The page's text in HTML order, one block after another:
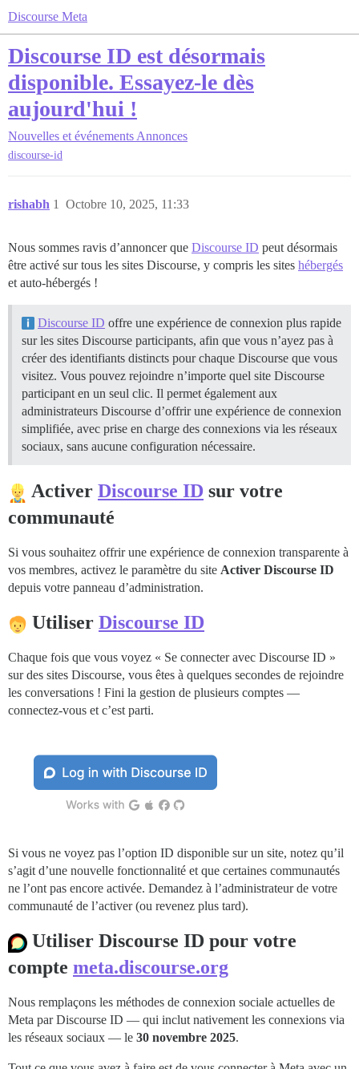
Discourse Meta
Discourse ID est désormais
disponible. Essayez-le dès
aujourd'hui !
Nouvelles et événements Annonces
discourse-id
rishabh Octobre 10, 2025, 11:33
1
Nous sommes ravis d’annoncer que Discourse ID peut désormais
être activé sur tous les sites Discourse, y compris les sites hébergés
et auto-hébergés !
Discourse ID offre une expérience de connexion plus rapide
sur les sites Discourse participants, afin que vous n’ayez pas à
créer des identifiants distincts pour chaque Discourse que vous
visitez. Vous pouvez rejoindre n’importe quel site Discourse
participant en un seul clic. Il permet également aux
administrateurs Discourse d’offrir une expérience de connexion
simplifiée, avec prise en charge des connexions via les réseaux
sociaux, sans aucune configuration nécessaire.
Activer Discourse ID sur votre
communauté
Si vous souhaitez offrir une expérience de connexion transparente à
vos membres, activez le paramètre du site Activer Discourse ID
depuis votre panneau d’administration.
Utiliser Discourse ID
Chaque fois que vous voyez « Se connecter avec Discourse ID »
sur des sites Discourse, vous êtes à quelques secondes de rejoindre
les conversations ! Fini la gestion de plusieurs comptes —
connectez-vous et c’est parti.
Si vous ne voyez pas l’option ID disponible sur un site, notez qu’il
s’agit d’une nouvelle fonctionnalité et que certaines communautés
ne l’ont pas encore activée. Demandez à l’administrateur de votre
communauté de l’activer (ou revenez plus tard).
Utiliser Discourse ID pour votre
compte meta.discourse.org
Nous remplaçons les méthodes de connexion sociale actuelles de
Meta par Discourse ID — qui inclut nativement les connexions via
les réseaux sociaux — le 30 novembre 2025.